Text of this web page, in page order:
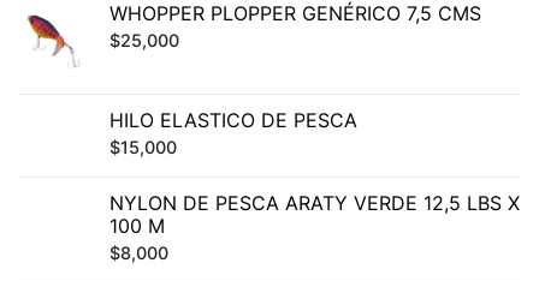
WHOPPER PLOPPER GENÉRICO 7,5 CMS
$25,000
HILO ELASTICO DE PESCA
$15,000
NYLON DE PESCA ARATY VERDE 12,5 LBS X
100 M
$8,000